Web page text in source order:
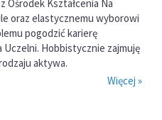
Ośrodek Kształcenia Na
oraz elastycznemu wyborowi
pogodzić karierę
Hobbistycznie zajmuję
aktywa.
Więcej »